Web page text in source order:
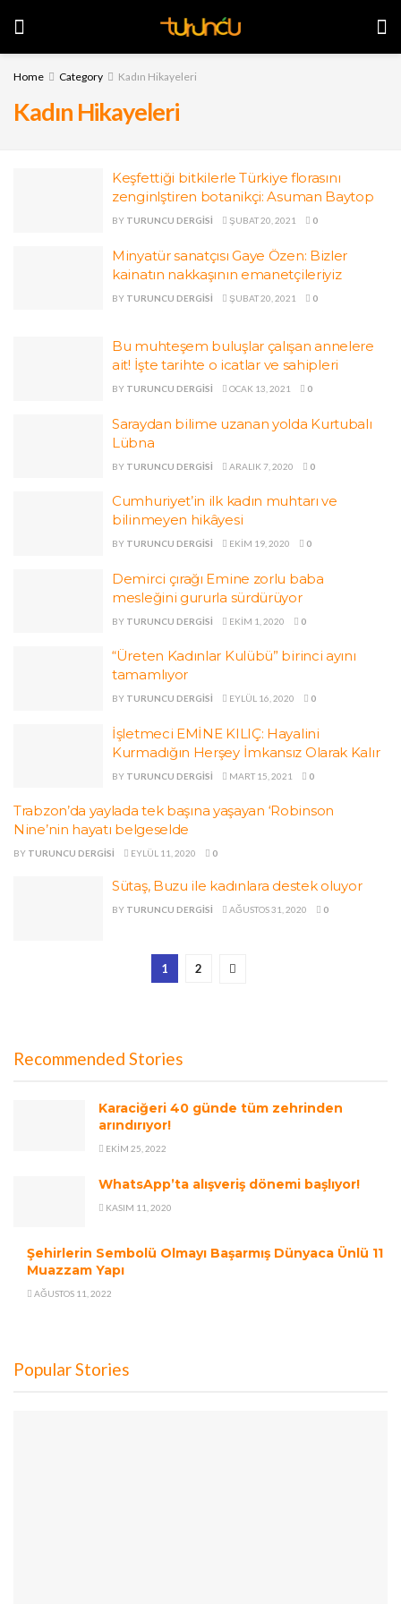
Home Category Kadın Hikayeleri
Kadın Hikayeleri
Keşfettiği bitkilerle Türkiye florasını
zenginlştiren botanikçi: Asuman Baytop
BY TURUNCU DERGISI ŞUBAT 20, 2021 0
Minyatür sanatçısı Gaye Özen: Bizler
kainatın nakkaşının emanetçileriyiz
BY TURUNCU DERGISI ŞUBAT 20, 2021 0
Bu muhteşem buluşlar çalışan annelere
ait! İşte tarihte o icatlar ve sahipleri
BY TURUNCU DERGISI OCAK 13, 2021 0
Saraydan bilime uzanan yolda Kurtubalı
Lübna
BY TURUNCU DERGISI ARALIK 7, 2020 0
Cumhuriyet’in ilk kadın muhtarı ve
bilinmeyen hikâyesi
BY TURUNCU DERGISI EKIM 19, 2020 0
Demirci çırağı Emine zorlu baba
mesleğini gururla sürdürüyor
BY TURUNCU DERGISI EKIM 1, 2020 0
“Üreten Kadınlar Kulübü” birinci ayını
tamamlıyor
BY TURUNCU DERGISI EYLÜL 16, 2020 0
İşletmeci EMİNE KILIÇ: Hayalini
Kurmadığın Herşey İmkansız Olarak Kalır
BY TURUNCU DERGISI MART 15, 2021 0
Trabzon’da yaylada tek başına yaşayan ‘Robinson
Nine’nin hayatı belgeselde
BY TURUNCU DERGISI EYLÜL 11, 2020 0
Sütaş, Buzu ile kadınlara destek oluyor
BY TURUNCU DERGISI AĞUSTOS 31, 2020 0
1 2
Recommended Stories
Karaciğeri 40 günde tüm zehrinden
arındırıyor!
EKIM 25, 2022
WhatsApp’ta alışveriş dönemi başlıyor!
KASIM 11, 2020
Şehirlerin Sembolü Olmayı Başarmış Dünyaca Ünlü 11
Muazzam Yapı
AĞUSTOS 11, 2022
Popular Stories